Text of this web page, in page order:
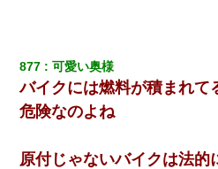
877 可愛い奥様
バイクには燃料が積まれて
危険なのよね
原付じゃないバイクは法的